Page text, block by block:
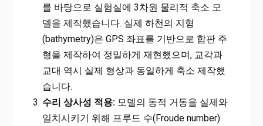
를 바탕으로 실험실에 3차원 물리적 축소 모
델을 제작했습니다. 실제 하천의 지형
(bathymetry)은 GPS 좌표를 기반으로 합판 주
형을 제작하여 정밀하게 재현했으며, 교각과
교대 역시 실제 형상과 동일하게 축소 제작했
습니다.
수리 상사성 적용:모델의 동적 거동을 실제와
일치시키기 위해 프루드 수(Froude number)